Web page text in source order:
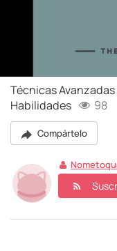
Técnicas
Habilidades
98
Compártelo